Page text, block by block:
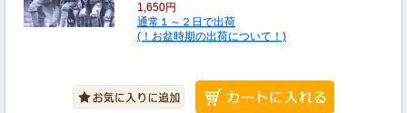
1,650円
通常１～２日で出荷
(！お盆時期の出荷について！)